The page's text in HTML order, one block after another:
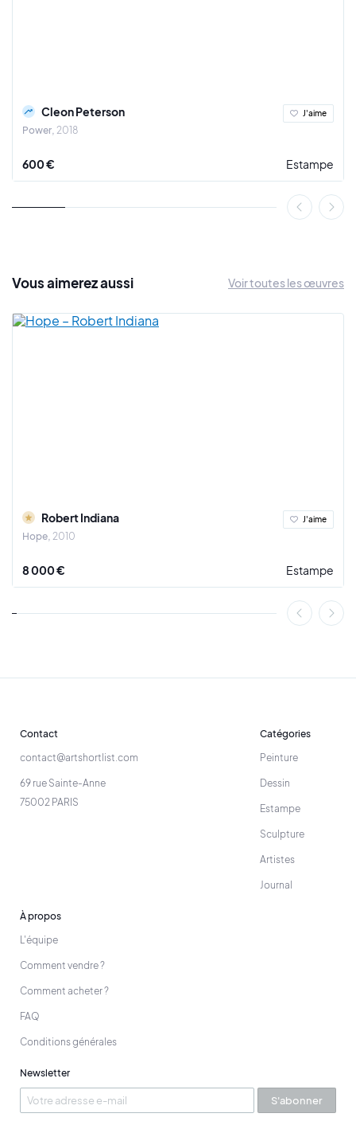
Cleon Peterson
Power 2018
J'aime
600 € Estampe
Vousaimerezaussi Voir toutes les œuvres
Robert Indiana
Hope 2010
J'aime
8 000 € Estampe
Contact
contact@artshortlist.com
69 rue Sainte-Anne
75002 PARIS
Catégories
Peinture
Dessin
Estampe
Sculpture
Artistes
Journal
À propos
L'équipe
Comment vendre ?
Comment acheter ?
FAQ
Conditions générales
Newsletter
S'abonner